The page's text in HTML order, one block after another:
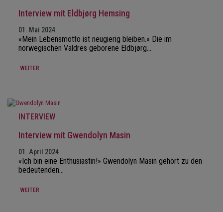
Interview mit Eldbjørg Hemsing
01. Mai 2024
«Mein Lebensmotto ist neugierig bleiben.» Die im
norwegischen Valdres geborene Eldbjørg…
WEITER
INTERVIEW
Interview mit Gwendolyn Masin
01. April 2024
«Ich bin eine Enthusiastin!» Gwendolyn Masin gehört zu den
bedeutenden…
WEITER